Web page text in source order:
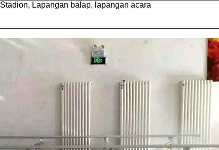
Stadion, Lapangan balap, lapangan acara